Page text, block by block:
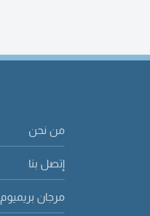
من نحن
إتصل بنا
مرجان بريميوم